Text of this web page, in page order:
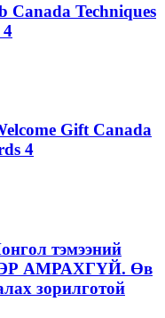
Canada Techniques
4
Gift Canada
4
тэмээний
АМРАХГҮЙ. Өв
зорилготой